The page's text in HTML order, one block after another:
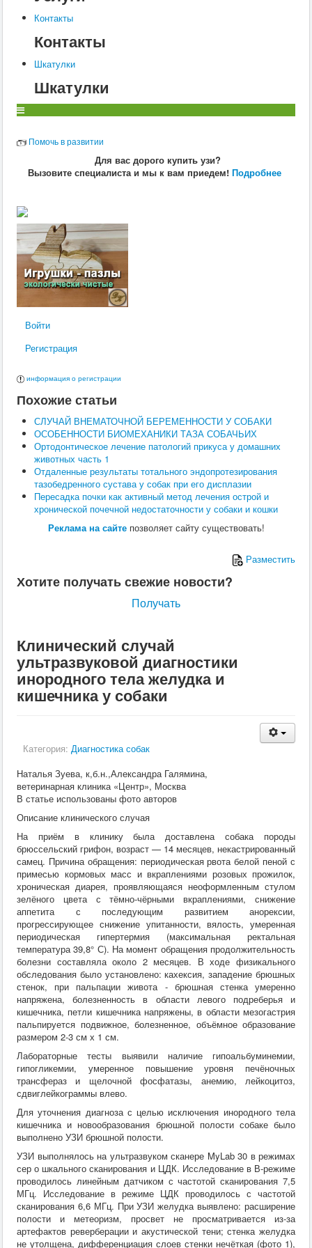
Ветеринария
Заразные заболевания
Инвазионные болезни
Диагностика
Разведение
Свиньи
Воспроизводство
Заразные заболевания
Инвазионные болезни
Инфекционные заболевания
Собаки
Заразные заболевания
Терапия
Дерматология
Радиобиология
Препараты
Анатомия и физиология
Воспроизводство
Ветеринария
Диагностика
Заразные заболевания
Инфекционные заболевания
Инвазионные заболевания
Кормление
Поведение
Воспроизводство
Птицы
Ветеринария
Анатомия и физиология
Воспроизводство
Кормление
Пушные звери
Пчелы
Экзотические животные
Ветеринария
Ветеринария
По животным
Лошадей
Свиньи
Собаки
Кошки
Птицы
Рыбы
Кролики
Пушные
Пчелы
Экзотические животные
Заразные заболевания
Инвазионные болезни
Инфекционные заболевания
Терапия
Гинекология
Диагностика
Хирургия
ВСЭ
Лекарственные препараты
Токсикология
Зоогигиена
Патанатомия
Интересное
Кормление
Контакты
Контакты
Шкатулки
Шкатулки
Помочь в развитии
Для вас дорого купить узи?
Вызовите специалиста и мы к вам приедем! Подробнее
Войти
Регистрация
информация о регистрации
Похожие статьи
СЛУЧАЙ ВНЕМАТОЧНОЙ БЕРЕМЕННОСТИ У СОБАКИ
ОСОБЕННОСТИ БИОМЕХАНИКИ ТАЗА СОБАЧЬИХ
Ортодонтическое лечение патологий прикуса у домашних
животных часть 1
Отдаленные результаты тотального эндопротезирования
тазобедренного сустава у собак при его дисплазии
Пересадка почки как активный метод лечения острой и
хронической почечной недостаточности у собаки и кошки
Реклама на сайтепозволяет сайту существовать!
Разместить
Хотите получать свежие новости?
Получать
Клинический случай
ультразвуковой диагностики
инородного тела желудка и
кишечника у собаки
Категория: Диагностика собак
Наталья Зуева, к,б.н.,Александра Галямина,
ветеринарная клиника «Центр», Москва
В статье использованы фото авторов
Описание клинического случая
На приём в клинику была доставлена собака породы
брюссельский грифон, возраст — 14 месяцев, некастрированный
самец. Причина обращения: периодическая рвота белой пеной с
примесью кормовых масс и вкраплениями розовых прожилок,
хроническая диарея, проявляющаяся неоформленным стулом
зелёного цвета с тёмно-чёрными вкраплениями, снижение
аппетита с последующим развитием анорексии,
прогрессирующее снижение упитанности, вялость, умеренная
периодическая гипертермия (максимальная ректальная
температура 39,8° С). На момент обращения продолжительность
болезни составляла около 2 месяцев. В ходе физикального
обследования было установлено: кахексия, западение брюшных
стенок, при пальпации живота - брюшная стенка умеренно
напряжена, болезненность в области левого подреберья и
кишечника, петли кишечника напряжены, в области мезогастрия
пальпируется подвижное, болезненное, объёмное образование
размером 2-3 см х 1 см.
Лабораторные тесты выявили наличие гипоальбуминемии,
гипогликемии, умеренное повышение уровня печёночных
трансфераз и щелочной фосфатазы, анемию, лейкоцитоз,
сдвиглейкограммы влево.
Для уточнения диагноза с целью исключения инородного тела
кишечника и новообразования брюшной полости собаке было
выполнено УЗИ брюшной полости.
УЗИ выполнялось на ультразвуком сканере MyLab 30 в режимах
сер о шкального сканирования и ЦДК. Исследование в В-режиме
проводилось линейным датчиком с частотой сканирования 7,5
МГц. Исследование в режиме ЦДК проводилось с частотой
сканирования 6,6 МГц. При УЗИ желудка выявлено: расширение
полости и метеоризм, просвет не просматривается из-за
артефактов реверберации и акустической тени; стенка желудка
не утолщена, дифференциация слоев стенки нечёткая (фото 1),